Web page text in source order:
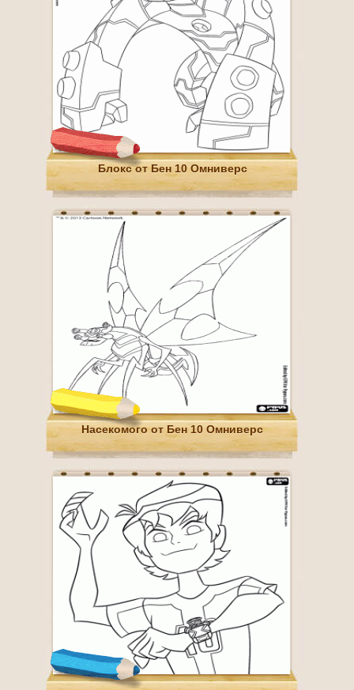
Блокс от Бен 10 Омниверс
Насекомого от Бен 10 Омниверс